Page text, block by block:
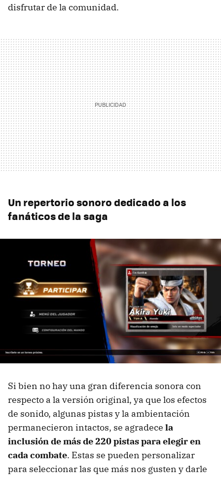
disfrutar de la comunidad.
Un repertorio sonoro dedicado a los
fanáticos de la saga
Si bien no hay una gran diferencia sonora con
respecto a la versión original, ya que los efectos
de sonido, algunas pistas y la ambientación
permanecieron intactos, se agradece la
inclusión de más de 220 pistas para elegir en
cada combate. Estas se pueden personalizar
para seleccionar las que más nos gusten y darle